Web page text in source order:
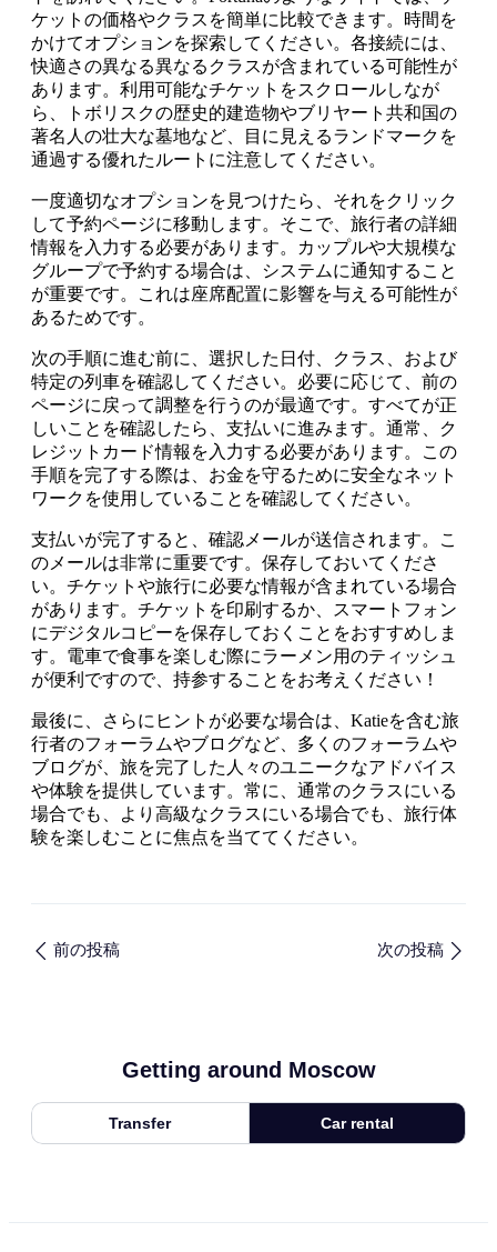
ケットの価格やクラスを簡単に比較できます。時間を
かけてオプションを探索してください。各接続には、
快適さの異なる異なるクラスが含まれている可能性が
あります。利用可能なチケットをスクロールしなが
ら、トボリスクの歴史的建造物やブリヤート共和国の
著名人の壮大な墓地など、目に見えるランドマークを
通過する優れたルートに注意してください。
一度適切なオプションを見つけたら、それをクリック
して予約ページに移動します。そこで、旅行者の詳細
情報を入力する必要があります。カップルや大規模な
グループで予約する場合は、システムに通知すること
が重要です。これは座席配置に影響を与える可能性が
あるためです。
次の手順に進む前に、選択した日付、クラス、および
特定の列車を確認してください。必要に応じて、前の
ページに戻って調整を行うのが最適です。すべてが正
しいことを確認したら、支払いに進みます。通常、ク
レジットカード情報を入力する必要があります。この
手順を完了する際は、お金を守るために安全なネット
ワークを使用していることを確認してください。
支払いが完了すると、確認メールが送信されます。こ
のメールは非常に重要です。保存しておいてくださ
い。チケットや旅行に必要な情報が含まれている場合
があります。チケットを印刷するか、スマートフォン
にデジタルコピーを保存しておくことをおすすめしま
す。電車で食事を楽しむ際にラーメン用のティッシュ
が便利ですので、持参することをお考えください！
最後に、さらにヒントが必要な場合は、Katieを含む旅
行者のフォーラムやブログなど、多くのフォーラムや
ブログが、旅を完了した人々のユニークなアドバイス
や体験を提供しています。常に、通常のクラスにいる
場合でも、より高級なクラスにいる場合でも、旅行体
験を楽しむことに焦点を当ててください。
前の投稿 次の投稿
Getting around Moscow
Transfer Car rental